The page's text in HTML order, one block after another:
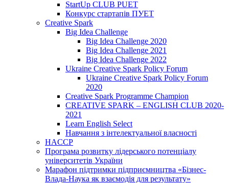
StartUp CLUB PUET
Конкурс стартапів ПУЕТ
Creative Spark
Big Idea Challenge
Big Idea Challenge 2020
Big Idea Challenge 2021
Big Idea Challenge 2022
Ukraine Creative Spark Policy Forum
Ukraine Creative Spark Policy Forum
2020
Creative Spark Programme Champion
CREATIVE SPARK – ENGLISH CLUB 2020-
2021
Learn English Select
Навчання з інтелектуальної власності
HACCP
Програма розвитку лідерського потенціалу
університетів України
Марафон підтримки підприємництва «Бізнес-
Влада-Наука як взаємодія для результату»